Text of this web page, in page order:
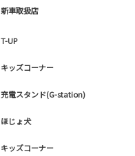
新車取扱店
T-UP
キッズコーナー
充電スタンド(G-station)
ほじょ犬
キッズコーナー